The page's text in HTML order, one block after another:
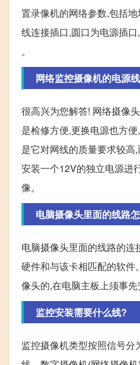
置录像机的网络参数,包括
线连接插口,圆口为电源插
。
网络监控摄像机的电源
很高兴为您解答! 网络摄像
是检修方便,更换电源也方
是它对网线的质量要求较
安装一个12V的独立电源进
像。
电脑摄像头里面的线路
电脑摄像头里面的线路的
硬件和与该卡相匹配的软件
像头的,在电脑主板上须事
监控安装需要什么线?
监控摄像机类型按照信号